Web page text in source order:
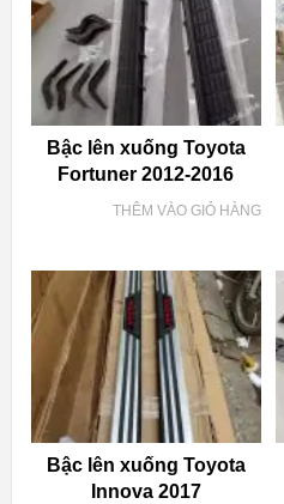
Bậc lên xuống Toyota
Fortuner 2012-2016
THÊM VÀO GIỎ HÀNG
Bậc lên xuống Toyota
Innova 2017